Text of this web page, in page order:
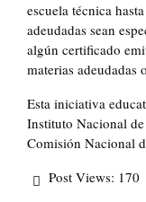
escuela técnica
adeudadas sean
algún certificado
materias
Esta iniciativa
Instituto Nacional
Comisión Nacional
Post Views: 170